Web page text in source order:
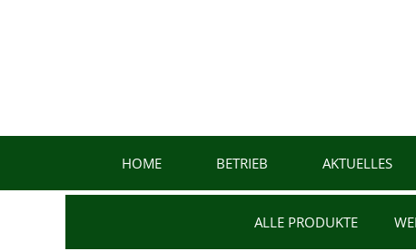
HOME BETRIEB AKTUELLES
ALLE PRODUKTE